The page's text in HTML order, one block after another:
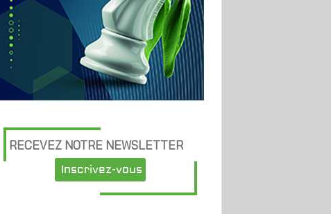
RECEVEZ NOTRE NEWSLETTER
Inscrivez-vous